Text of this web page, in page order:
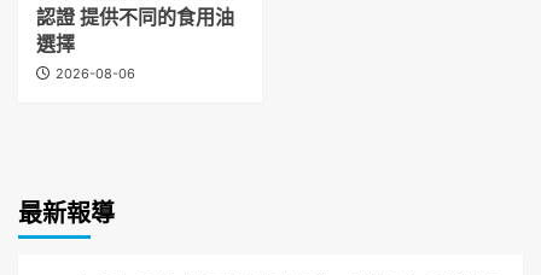
認證 提供不同的食用油
選擇
2026-08-06
最新報導